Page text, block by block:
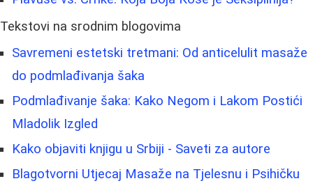
Tekstovi na srodnim blogovima
Savremeni estetski tretmani: Od anticelulit masaže
do podmlađivanja šaka
Podmlađivanje šaka: Kako Negom i Lakom Postići
Mladolik Izgled
Kako objaviti knjigu u Srbiji - Saveti za autore
Blagotvorni Utjecaj Masaže na Tjelesnu i Psihičku